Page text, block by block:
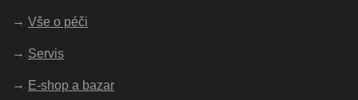
Vše o péči
Servis
E-shop a bazar